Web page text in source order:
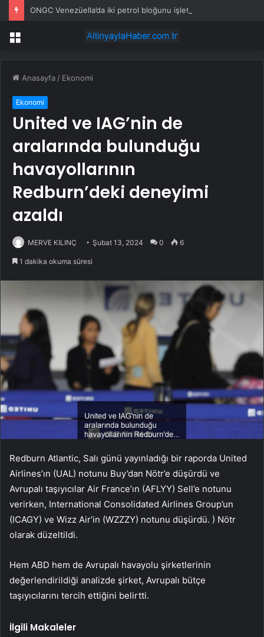
Menü
Anasayfa / Ekonomi
Ekonomi
United ve IAG’nin de
aralarında bulunduğu
havayollarının
Redburn’deki deneyimi
azaldı
MERVE KILINÇ Şubat 13, 2024 0 6
1 dakika okuma süresi
Redburn Atlantic, Salı günü yayınladığı bir raporda United
Airlines’ın (UAL) notunu Buy’dan Nötr’e düşürdü ve
Avrupalı ​​taşıyıcılar Air France’ın (AFLYY) Sell’e notunu
verirken, International Consolidated Airlines Group’un
(ICAGY) ve Wizz Air’in (WZZZY) notunu düşürdü. ) Nötr
olarak düzeltildi.
Hem ABD hem de Avrupalı ​​havayolu şirketlerinin
değerlendirildiği analizde şirket, Avrupalı ​​bütçe
taşıyıcılarını tercih ettiğini belirtti.
İlgili Makaleler